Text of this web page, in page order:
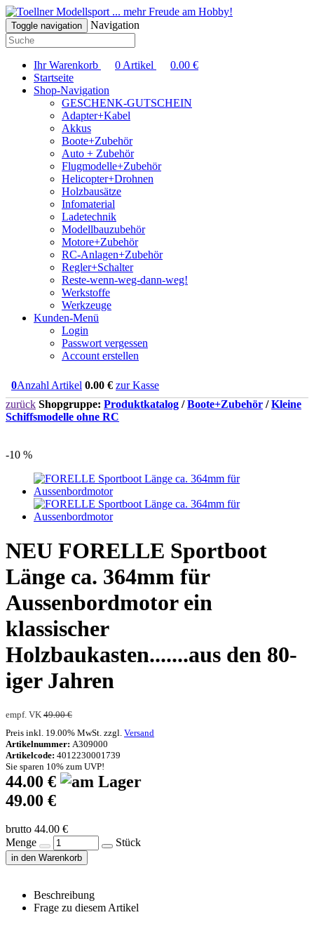
... mehr Freude am Hobby!
Toggle navigation Navigation
Ihr Warenkorb 0 Artikel 0.00 €
Startseite
Shop-Navigation
GESCHENK-GUTSCHEIN
Adapter+Kabel
Akkus
Boote+Zubehör
Auto + Zubehör
Flugmodelle+Zubehör
Helicopter+Drohnen
Holzbausätze
Infomaterial
Ladetechnik
Modellbauzubehör
Motore+Zubehör
RC-Anlagen+Zubehör
Regler+Schalter
Reste-wenn-weg-dann-weg!
Werkstoffe
Werkzeuge
Kunden-Menü
Login
Passwort vergessen
Account erstellen
0Anzahl Artikel 0.00 € zur Kasse
zurück Shopgruppe: Produktkatalog /Boote+Zubehör /Kleine
Schiffsmodelle ohne RC
-10 %
NEU FORELLE Sportboot
Länge ca. 364mm für
Aussenbordmotor ein
klassischer
Holzbaukasten.......aus den 80-
iger Jahren
empf. VK 49.00 €
Preis inkl. 19.00% MwSt. zzgl. Versand
Artikelnummer: A309000
Artikelcode: 4012230001739
Sie sparen 10% zum UVP!
44.00 €
49.00 €
brutto 44.00 €
Menge
Stück
in den Warenkorb
Beschreibung
Frage zu diesem Artikel